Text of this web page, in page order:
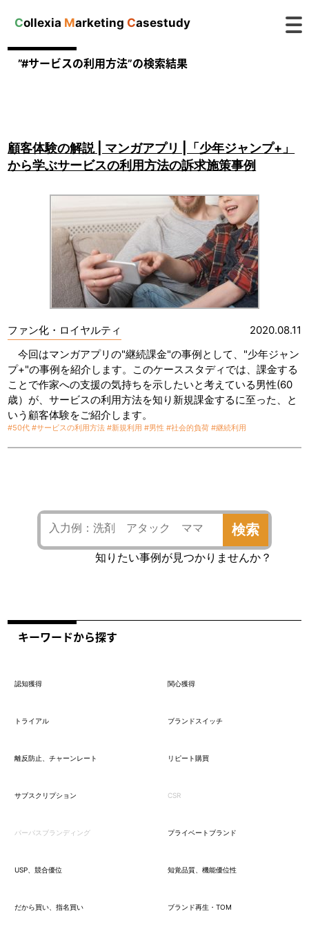
Collexia Marketing Casestudy
”#サービスの利用方法”の検索結果
顧客体験の解説 | マンガアプリ |「少年ジャンプ+」
から学ぶサービスの利用方法の訴求施策事例
ファン化・ロイヤルティ
2020.08.11
今回はマンガアプリの"継続課金"の事例として、"少年ジャン
プ+"の事例を紹介します。このケーススタディでは、課金する
ことで作家への支援の気持ちを示したいと考えている男性(60
歳）が、サービスの利用方法を知り新規課金するに至った、と
いう顧客体験をご紹介します。
#50代 #サービスの利用方法 #新規利用 #男性 #社会的負荷 #継続利用
検索
知りたい事例が見つかりませんか？
キーワードから探す
認知獲得 関心獲得
トライアル ブランドスイッチ
離反防止、チャーンレート リピート購買
サブスクリプション CSR
パーパスブランディング プライベートブランド
USP、競合優位 知覚品質、機能優位性
だから買い、指名買い ブランド再生・TOM